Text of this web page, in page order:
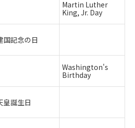
Martin Luther
King, Jr. Day
国記念の日
Washington's
Birthday
皇誕生日